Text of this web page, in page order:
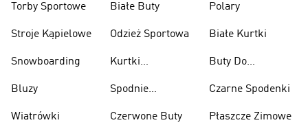
Torby Sportowe
Stroje Kąpielowe
Snowboarding
Bluzy
Wiatrówki
Białe Buty
Odzież Sportowa
Kurtki
Spodnie
Czerwone Buty
Polary
Białe Kurtki
Buty Do
Czarne Spodenki
Płaszcze Zimowe